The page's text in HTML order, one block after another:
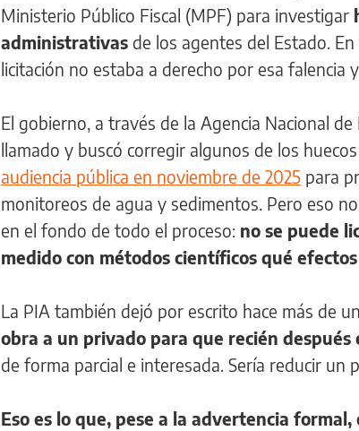
Ministerio Público Fiscal (MPF) para investigar
administrativas de los agentes del Estado.
licitación no estaba a derecho por esa falencia
El gobierno, a través de la Agencia Nacional
llamado y buscó corregir algunos de los
audiencia pública en noviembre de 2025 para
monitoreos de agua y sedimentos. Pero eso
en el fondo de todo el proceso: no se puede
medido con métodos científicos qué
La PIA también dejó por escrito hace más de
obra a un privado para que recién después
de forma parcial e interesada. Sería reducir un
Eso es lo que, pese a la advertencia